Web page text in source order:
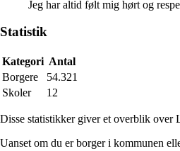
Jeg har altid følt mig hørt og
Statistik
Kategori Antal
Borgere
54.321
Skoler
12
Disse statistikker giver et overblik over
Uanset om du er borger i kommunen